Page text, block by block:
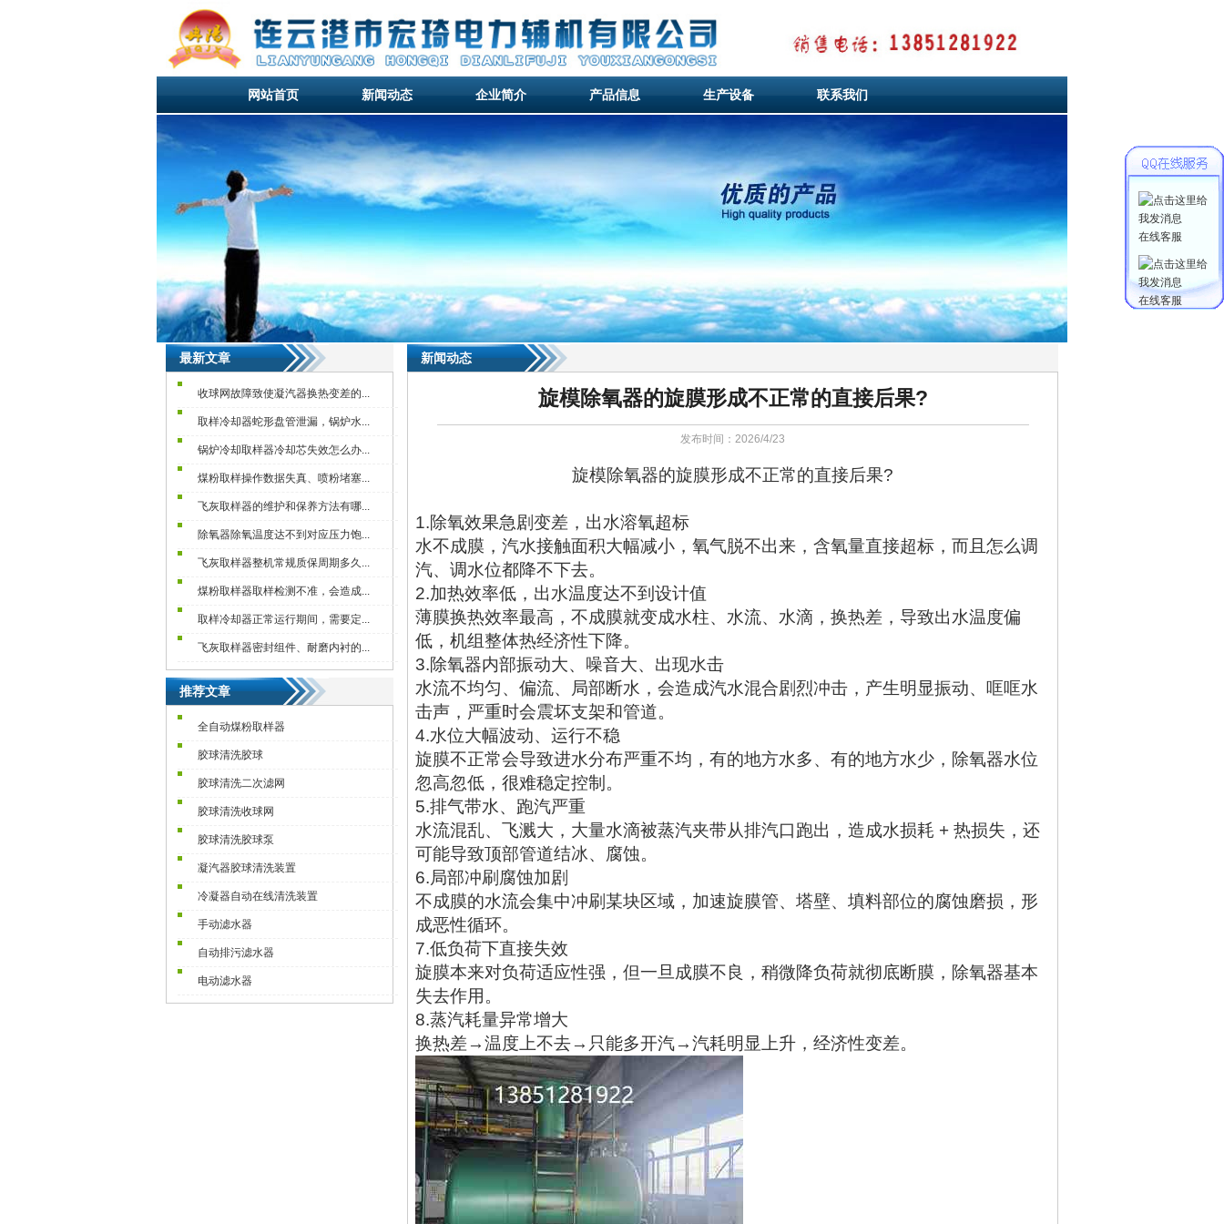
网站首页
网站首页
网站首页
新闻动态
新闻动态
企业简介 产品信息
产品信息
生产设备
生产设备
联系我们
联系我们
最新文章
收球网故障致使凝汽器换热变差的...
取样冷却器蛇形盘管泄漏，锅炉水...
锅炉冷却取样器冷却芯失效怎么办...
煤粉取样操作数据失真、喷粉堵塞...
飞灰取样器的维护和保养方法有哪...
除氧器除氧温度达不到对应压力饱...
飞灰取样器整机常规质保周期多久...
煤粉取样器取样检测不准，会造成...
取样冷却器正常运行期间，需要定...
飞灰取样器密封组件、耐磨内衬的...
推荐文章
全自动煤粉取样器
胶球清洗胶球
胶球清洗二次滤网
胶球清洗收球网
胶球清洗胶球泵
凝汽器胶球清洗装置
冷凝器自动在线清洗装置
手动滤水器
自动排污滤水器
电动滤水器
新闻动态
旋模除氧器的旋膜形成不正常的直接后果?
发布时间：2026/4/23
旋模除氧器的旋膜形成不正常的直接后果?
1.除氧效果急剧变差，出水溶氧超标
水不成膜，汽水接触面积大幅减小，氧气脱不出来，含氧量直接超标，而且怎么调
汽、调水位都降不下去。
2.加热效率低，出水温度达不到设计值
薄膜换热效率最高，不成膜就变成水柱、水流、水滴，换热差，导致出水温度偏
低，机组整体热经济性下降。
3.除氧器内部振动大、噪音大、出现水击
水流不均匀、偏流、局部断水，会造成汽水混合剧烈冲击，产生明显振动、哐哐水
击声，严重时会震坏支架和管道。
4.水位大幅波动、运行不稳
旋膜不正常会导致进水分布严重不均，有的地方水多、有的地方水少，除氧器水位
忽高忽低，很难稳定控制。
5.排气带水、跑汽严重
水流混乱、飞溅大，大量水滴被蒸汽夹带从排汽口跑出，造成水损耗 + 热损失，还
可能导致顶部管道结冰、腐蚀。
6.局部冲刷腐蚀加剧
不成膜的水流会集中冲刷某块区域，加速旋膜管、塔壁、填料部位的腐蚀磨损，形
成恶性循环。
7.低负荷下直接失效
旋膜本来对负荷适应性强，但一旦成膜不良，稍微降负荷就彻底断膜，除氧器基本
失去作用。
8.蒸汽耗量异常增大
换热差→温度上不去→只能多开汽→汽耗明显上升，经济性变差。
在线客服
在线客服